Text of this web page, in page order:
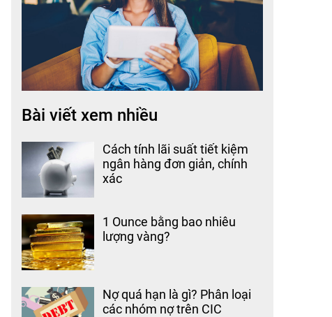
Bài viết xem nhiều
Cách tính lãi suất tiết kiệm
ngân hàng đơn giản, chính
xác
1 Ounce bằng bao nhiêu
lượng vàng?
Nợ quá hạn là gì? Phân loại
các nhóm nợ trên CIC